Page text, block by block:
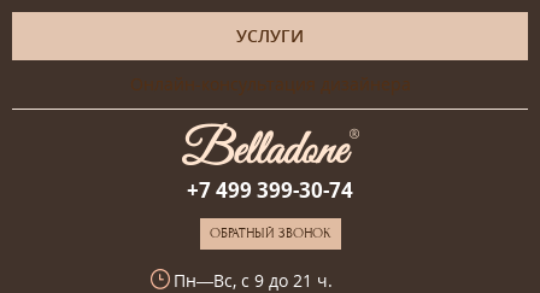
УСЛУГИ
Онлайн-консультация дизайнера
+7 499 399-30-74
ОБРАТНЫЙ ЗВОНОК
Пн—Вс, с 9 до 21 ч.